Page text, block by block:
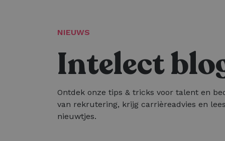
NIEUWS
Intelect
Ontdek onze tips & tricks voor talent en
van rekrutering, krijg carrièreadvies en
nieuwtjes.